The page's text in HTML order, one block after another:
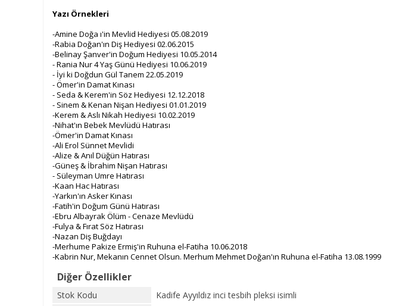
Yazı Örnekleri
-Amine Doğa ı'in Mevlid Hediyesi 05.08.2019
-Rabia Doğan'ın Diş Hediyesi 02.06.2015
-Belinay Şanver'in Doğum Hediyesi 10.05.2014
- Rania Nur 4 Yaş Günü Hediyesi 10.06.2019
- İyi ki Doğdun Gül Tanem 22.05.2019
- Ömer'in Damat Kınası
- Seda & Kerem'in Söz Hediyesi 12.12.2018
- Sinem & Kenan Nişan Hediyesi 01.01.2019
-Kerem & Aslı Nikah Hediyesi 10.02.2019
-Nihat'ın Bebek Mevlüdü Hatırası
-Ömer'in Damat Kınası
-Ali Erol Sünnet Mevlidi
-Alize & Anıl Düğün Hatırası
-Güneş & İbrahim Nişan Hatırası
- Süleyman Umre Hatırası
-Kaan Hac Hatırası
-Yarkın'ın Asker Kınası
-Fatih'in Doğum Günü Hatırası
-Ebru Albayrak Ölüm - Cenaze Mevlüdü
-Fulya & Fırat Söz Hatırası
-Nazan Diş Buğdayı
-Merhume Pakize Ermiş'in Ruhuna el-Fatiha 10.06.2018
-Kabrin Nur, Mekanın Cennet Olsun. Merhum Mehmet Doğan'ın Ruhuna el-Fatiha 13.08.1999
Diğer Özellikler
Stok Kodu
Kadife Ayyıldız inci tesbih pleksi isimli